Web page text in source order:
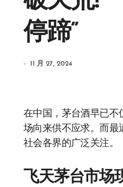
停蹄”
11 月 27, 2024
在中国，茅台酒早已不
场向来供不应求。而最
社会各界的广泛关注。
飞天茅台市场